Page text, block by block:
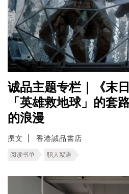
诚品主题专栏｜《末
「英雄救地球」的套
的浪漫
撰文 香港誠品書店
阅读书单 职人絮语